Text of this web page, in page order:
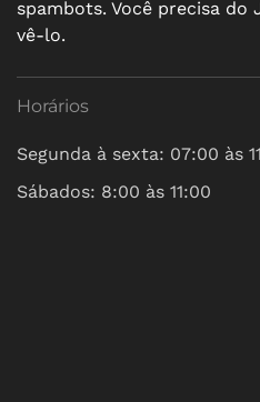
spambots. Você precisa do
vê-lo.
Horários
Segunda à sexta: 07:00 às
Sábados: 8:00 às 11:00